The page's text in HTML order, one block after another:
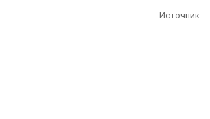
Источник